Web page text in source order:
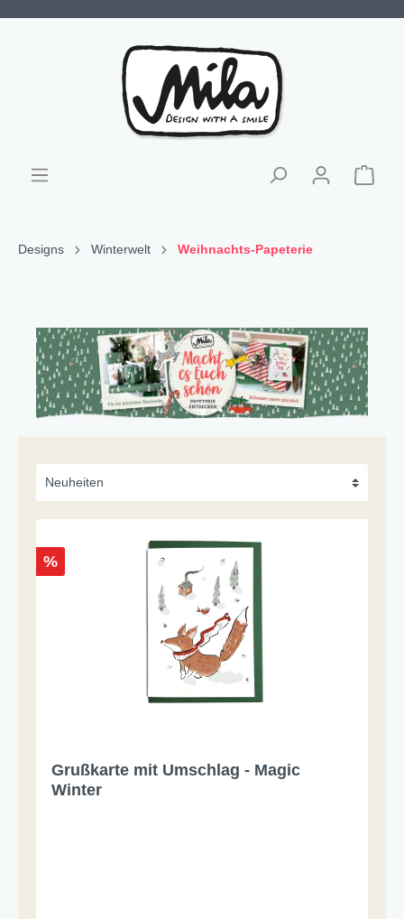
Designs Winterwelt Weihnachts-Papeterie
%
Grußkarte mit Umschlag - Magic
Winter